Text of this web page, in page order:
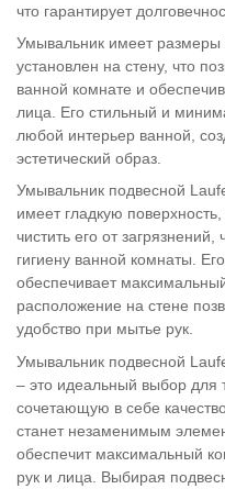
что гарантирует
Умывальник имеет размеры
установлен на стену, что
ванной комнате и
лица. Его стильный и
любой интерьер ванной,
эстетический образ.
Умывальник подвесной
имеет гладкую
чистить его от
гигиену ванной комнаты.
обеспечивает
расположение на стене
удобство при мытье рук.
Умывальник подвесной
– это идеальный выбор для
сочетающую в себе
станет незаменимым
обеспечит максимальный
рук и лица. Выбирая